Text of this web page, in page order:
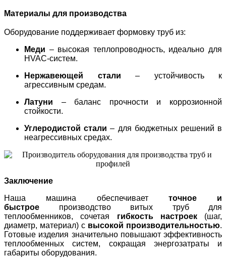
Материалы для производства
Оборудование поддерживает формовку труб из:
Меди – высокая теплопроводность, идеально для
HVAC-систем.
Нержавеющей стали – устойчивость к
агрессивным средам.
Латуни – баланс прочности и коррозионной
стойкости.
Углеродистой стали – для бюджетных решений в
неагрессивных средах.
Заключение
Наша машина обеспечивает точное и
быстрое производство витых труб для
теплообменников, сочетая гибкость настроек(шаг,
диаметр, материал) с высокой производительностью.
Готовые изделия значительно повышают эффективность
теплообменных систем, сокращая энергозатраты и
габариты оборудования.